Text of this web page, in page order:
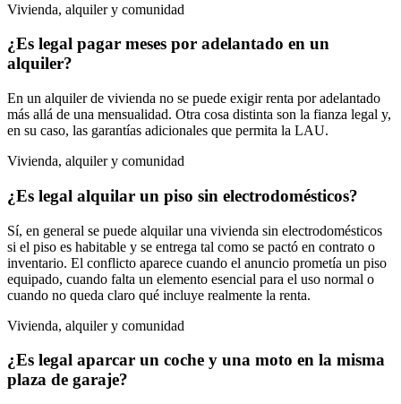
Vivienda, alquiler y comunidad
¿Es legal pagar meses por adelantado en un
alquiler?
En un alquiler de vivienda no se puede exigir renta por adelantado
más allá de una mensualidad. Otra cosa distinta son la fianza legal y,
en su caso, las garantías adicionales que permita la LAU.
Vivienda, alquiler y comunidad
¿Es legal alquilar un piso sin electrodomésticos?
Sí, en general se puede alquilar una vivienda sin electrodomésticos
si el piso es habitable y se entrega tal como se pactó en contrato o
inventario. El conflicto aparece cuando el anuncio prometía un piso
equipado, cuando falta un elemento esencial para el uso normal o
cuando no queda claro qué incluye realmente la renta.
Vivienda, alquiler y comunidad
¿Es legal aparcar un coche y una moto en la misma
plaza de garaje?